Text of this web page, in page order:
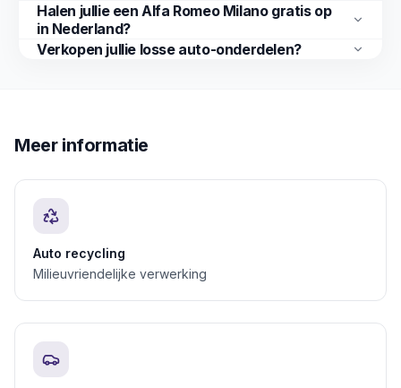
Halen jullie een Alfa Romeo Milano gratis op
in Nederland?
Verkopen jullie losse auto-onderdelen?
Meer informatie
Auto recycling
Milieuvriendelijke verwerking